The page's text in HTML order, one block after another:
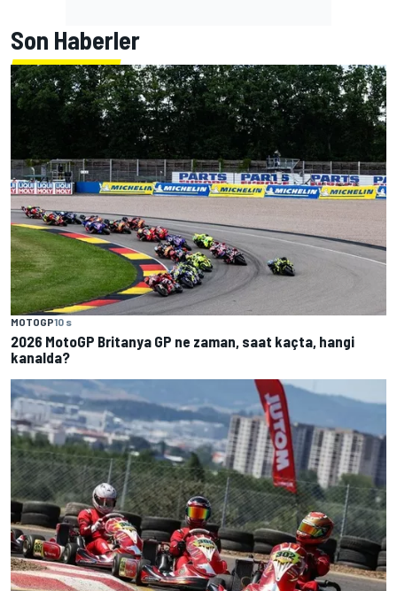
Son Haberler
MOTOGP10 s
2026 MotoGP Britanya GP ne zaman, saat kaçta, hangi
kanalda?